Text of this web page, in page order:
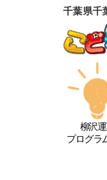
千葉県千
柳沢
プログラ